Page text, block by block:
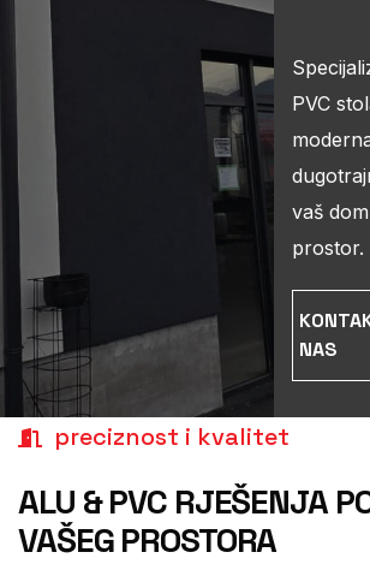
PVC
vaš
prostor.
NAS
preciznost i kvalitet
ALU & PVC RJEŠENJA
VAŠEG PROSTORA